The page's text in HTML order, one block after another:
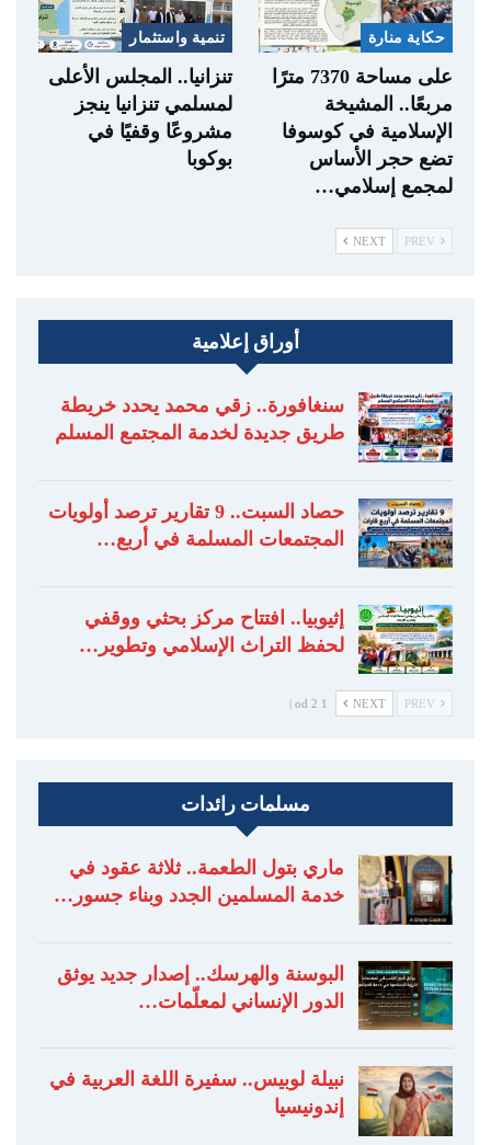
حكاية منارة
على مساحة 7370 مترًا
مربعًا.. المشيخة
الإسلامية في كوسوفا
تضع حجر الأساس
لمجمع إسلامي…
تنمية واستثمار
تنزانيا.. المجلس الأعلى
لمسلمي تنزانيا ينجز
مشروعًا وقفيًا في
بوكوبا
NEXT
أوراق إعلامية
سنغافورة.. زقي محمد يحدد خريطة
طريق جديدة لخدمة المجتمع المسلم
حصاد السبت.. 9 تقارير ترصد أولويات
المجتمعات المسلمة في أربع…
إثيوبيا.. افتتاح مركز بحثي ووقفي
لحفظ التراث الإسلامي وتطوير…
NEXT
1 od 2 |
مسلمات رائدات
ماري بتول الطعمة.. ثلاثة عقود في
خدمة المسلمين الجدد وبناء جسور…
البوسنة والهرسك.. إصدار جديد يوثق
الدور الإنساني لمعلّمات…
نبيلة لوبيس.. سفيرة اللغة العربية في
إندونيسيا